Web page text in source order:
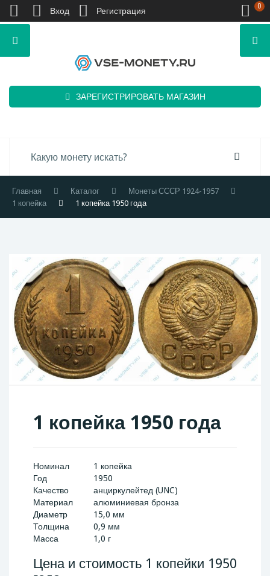
ЗАРЕГИСТРИРОВАТЬ МАГАЗИН
Главная Каталог
Монеты СССР 1924-1957
1 копейка
1 копейка 1950 года
1 копейка 1950 года
Номинал
1 копейка
Год
1950
Качество
анциркулейтед (UNC)
Материал
алюминиевая бронза
Диаметр
15,0 мм
Толщина
0,9 мм
Масса
1,0 г
Цена и стоимость 1 копейки 1950
Вход Регистрация 0